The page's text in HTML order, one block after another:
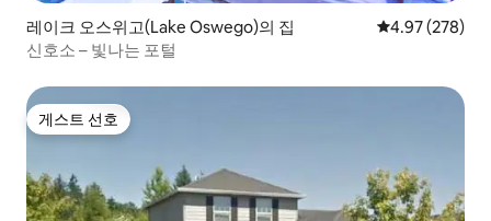
레이크 오스위고(Lake Oswego)의 집 평점 4.97점(5
4.97 (278)
신호소 – 빛나는 포털
게스트 선호
게스트 선호